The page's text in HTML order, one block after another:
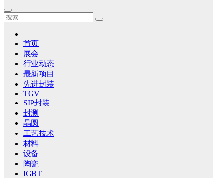
首页
展会
行业动态
最新项目
先进封装
TGV
SIP封装
封测
晶圆
工艺技术
材料
设备
陶瓷
IGBT